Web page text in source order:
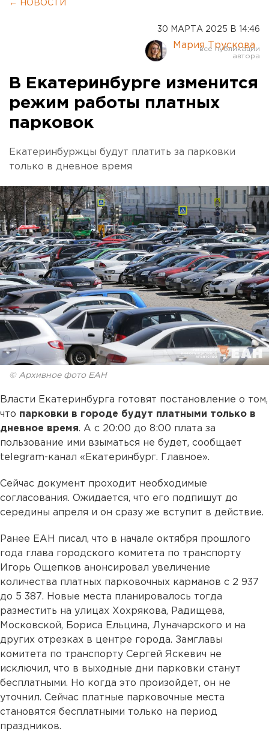
← НОВОСТИ
30 МАРТА 2025 В 14:46
Мария Трускова
В Екатеринбурге изменится
режим работы платных
парковок
Екатеринбуржцы будут платить за парковки
только в дневное время
© Архивное фото ЕАН
Власти Екатеринбурга готовят постановление о том,
что парковки в городе будут платными только в
дневное время. А с 20:00 до 8:00 плата за
пользование ими взыматься не будет, сообщает
telegram-канал «Екатеринбург. Главное».
Сейчас документ проходит необходимые
согласования. Ожидается, что его подпишут до
середины апреля и он сразу же вступит в действие.
Ранее ЕАН писал, что в начале октября прошлого
года глава городского комитета по транспорту
Игорь Ощепков анонсировал увеличение
количества платных парковочных карманов с 2 937
до 5 387. Новые места планировалось тогда
разместить на улицах Хохрякова, Радищева,
Московской, Бориса Ельцина, Луначарского и на
других отрезках в центре города. Замглавы
комитета по транспорту Сергей Яскевич не
исключил, что в выходные дни парковки станут
бесплатными. Но когда это произойдет, он не
уточнил. Сейчас платные парковочные места
становятся бесплатными только на период
праздников.